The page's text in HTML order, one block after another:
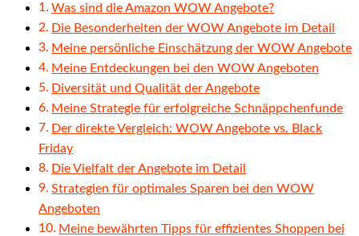
Was sind die Amazon WOW Angebote?
Die Besonderheiten der WOW Angebote im Detail
Meine persönliche Einschätzung der WOW Angebote
Meine Entdeckungen bei den WOW Angeboten
Diversität und Qualität der Angebote
Meine Strategie für erfolgreiche Schnäppchenfunde
Der direkte Vergleich: WOW Angebote vs. Black
Friday
Die Vielfalt der Angebote im Detail
Strategien für optimales Sparen bei den WOW
Angeboten
Meine bewährten Tipps für effizientes Shoppen bei